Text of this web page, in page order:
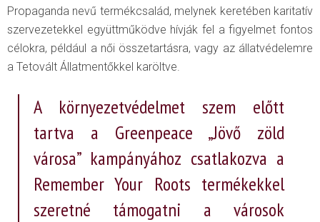
Propaganda nevű termékcsalád, melynek keretében karitatív
szervezetekkel együttműködve hívják fel a figyelmet fontos
célokra, például a női összetartásra, vagy az állatvédelemre
a Tetovált Állatmentőkkel karöltve.
A környezetvédelmet szem előtt
tartva a Greenpeace „Jövő zöld
városa” kampányához csatlakozva a
Remember Your Roots termékekkel
szeretné támogatni a városok